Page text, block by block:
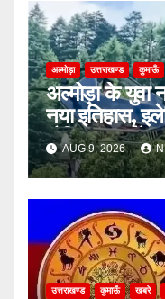
अल्मोड़ा उत्तराखण्ड कुमाऊँ
अल्मोड़ा के युवा
नया इतिहास,
‘हैपिडा
AUG 9, 2026
उत्तराखण्ड कुमाऊँ खबरे